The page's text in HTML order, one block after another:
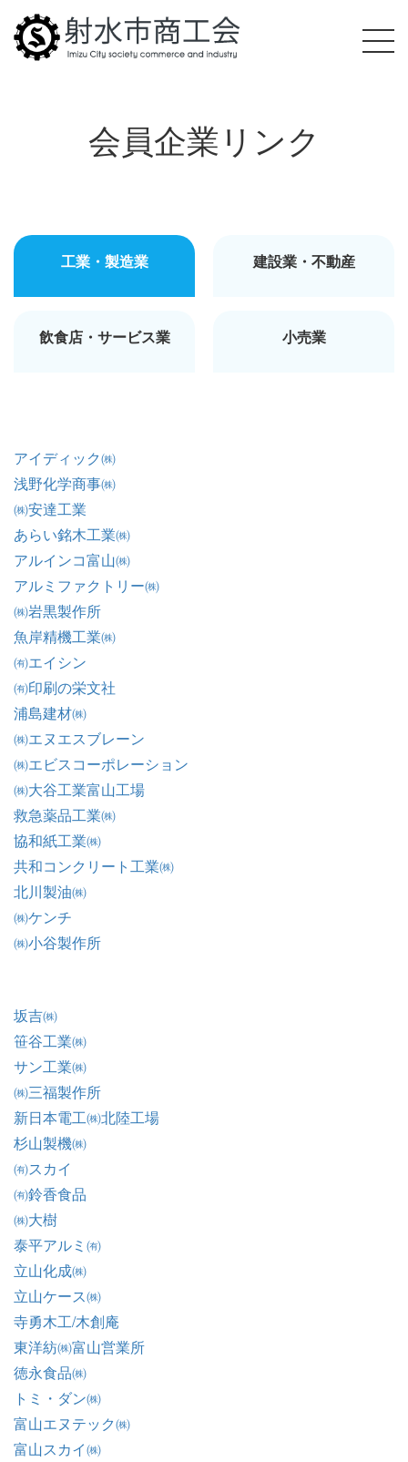
会員企業リンク
工業・製造業 建設業・不動産
飲食店・サービス業 小売業
アイディック㈱
浅野化学商事㈱
㈱安達工業
あらい銘木工業㈱
アルインコ富山㈱
アルミファクトリー㈱
㈱岩黒製作所
魚岸精機工業㈱
㈲エイシン
㈲印刷の栄文社
浦島建材㈱
㈱エヌエスブレーン
㈱エビスコーポレーション
㈱大谷工業富山工場
救急薬品工業㈱
協和紙工業㈱
共和コンクリート工業㈱
北川製油㈱
㈱ケンチ
㈱小谷製作所
坂吉㈱
笹谷工業㈱
サン工業㈱
㈱三福製作所
新日本電工㈱北陸工場
杉山製機㈱
㈲スカイ
㈲鈴香食品
㈱大樹
泰平アルミ㈲
立山化成㈱
立山ケース㈱
寺勇木工/木創庵
東洋紡㈱富山営業所
徳永食品㈱
トミ・ダン㈱
富山エヌテック㈱
富山スカイ㈱